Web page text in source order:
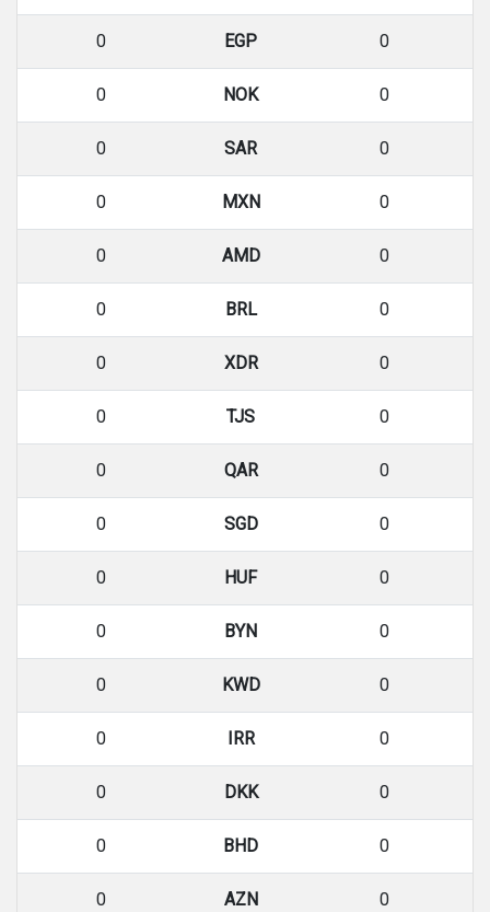
0 EGP 0
0 NOK 0
0 SAR 0
0 MXN 0
0 AMD 0
0 BRL 0
0 XDR 0
0 TJS 0
0 QAR 0
0 SGD 0
0 HUF 0
0 BYN 0
0 KWD 0
0 IRR 0
0 DKK 0
0 BHD 0
0 AZN 0